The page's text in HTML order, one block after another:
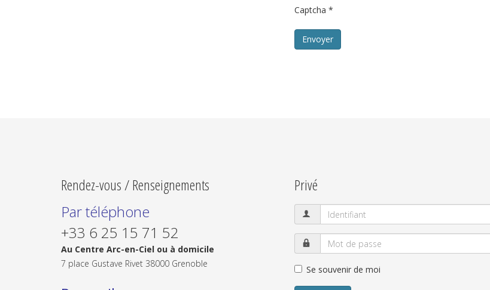
Captcha *
Envoyer
Rendez-vous / Renseignements
Par téléphone
+33 6 25 15 71 52
Au Centre Arc-en-Ciel ou à domicile
7 place Gustave Rivet 38000 Grenoble
Privé
Se souvenir de moi